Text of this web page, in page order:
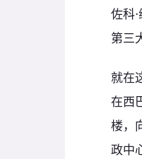
佐科
第三
就在
在西
楼，
政中